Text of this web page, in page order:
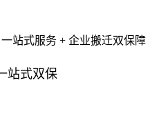
站式服务 + 企业搬迁双保障​
站式双保